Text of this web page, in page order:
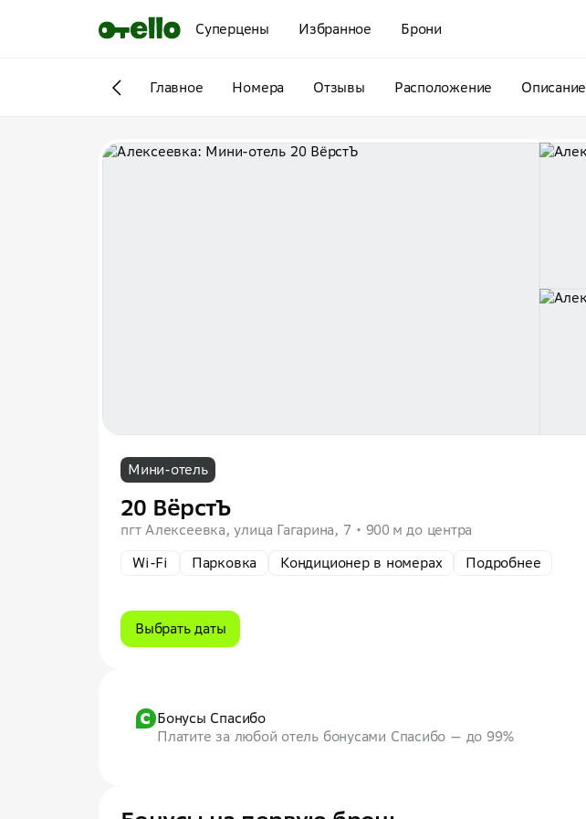
Суперцены Избранное Брони
Главное Номера Отзывы Расположение Описание
Мини-отель
20 ВёрстЪ
пгт Алексеевка, улица Гагарина, 7
900 м до центра
Wi-Fi
Парковка Кондиционер в номерах Подробнее
Выбрать даты
Бонусы Спасибо
Платите за любой отель бонусами Спасибо — до 99%